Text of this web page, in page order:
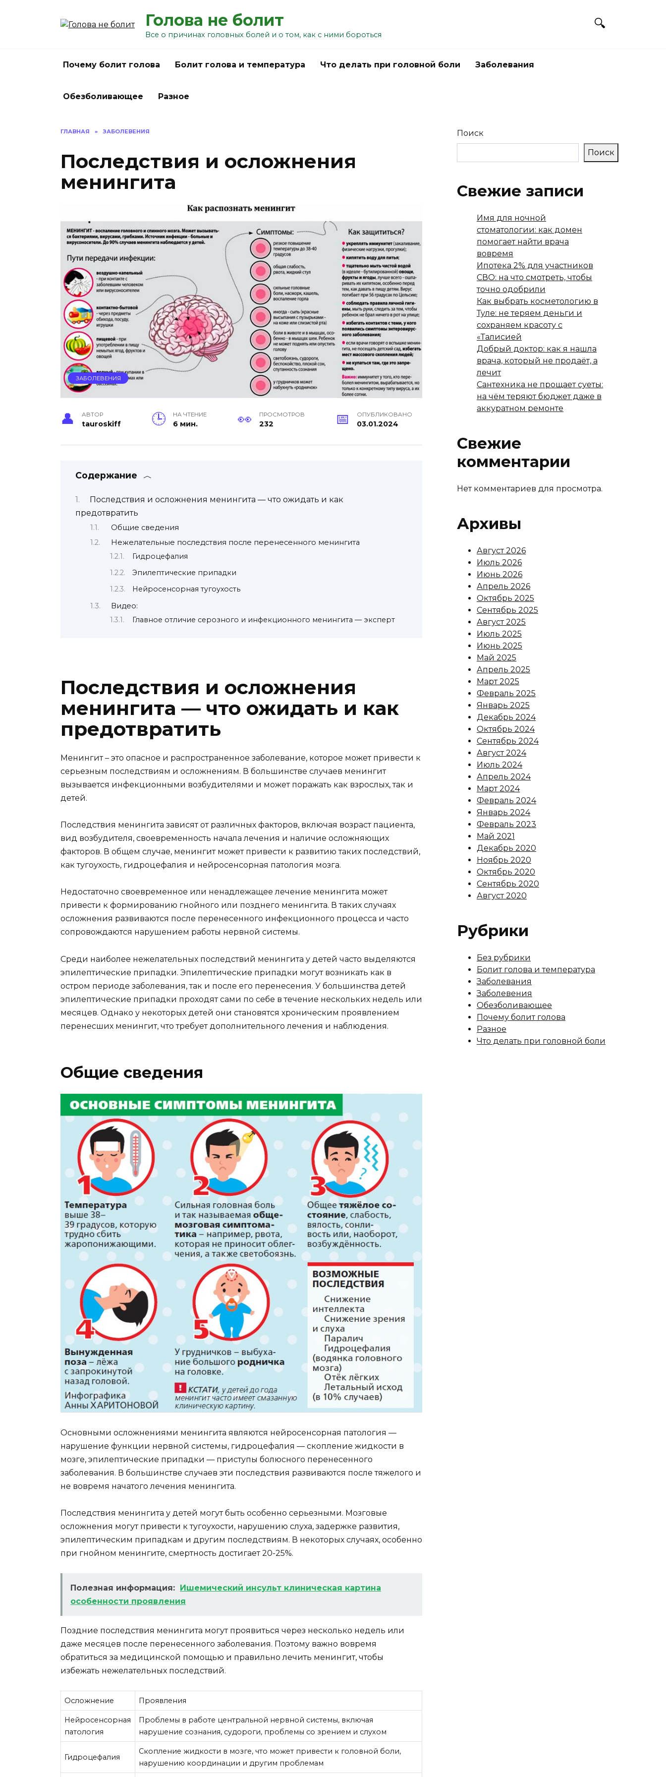
Голова не болит
Все о причинах головных болей и о том, как с ними бороться
Почему болит голова Болит голова и температура Что делать при головной боли Заболевания
Обезболивающее Разное
ГЛАВНАЯ » ЗАБОЛЕВЕНИЯ
Последствия и осложнения
менингита
ЗАБОЛЕВЕНИЯ
АВТОР
tauroskiff
НА ЧТЕНИЕ
6 мин.
ПРОСМОТРОВ
232
ОПУБЛИКОВАНО
03.01.2024
Содержание
Последствия и осложнения менингита — что ожидать и как
предотвратить
Общие сведения
Нежелательные последствия после перенесенного менингита
Гидроцефалия
Эпилептические припадки
Нейросенсорная тугоухость
Видео:
Главное отличие серозного и инфекционного менингита — эксперт
Последствия и осложнения
менингита — что ожидать и как
предотвратить
Менингит – это опасное и распространенное заболевание, которое может привести к
серьезным последствиям и осложнениям. В большинстве случаев менингит
вызывается инфекционными возбудителями и может поражать как взрослых, так и
детей.
Последствия менингита зависят от различных факторов, включая возраст пациента,
вид возбудителя, своевременность начала лечения и наличие осложняющих
факторов. В общем случае, менингит может привести к развитию таких последствий,
как тугоухость, гидроцефалия и нейросенсорная патология мозга.
Недостаточно своевременное или ненадлежащее лечение менингита может
привести к формированию гнойного или позднего менингита. В таких случаях
осложнения развиваются после перенесенного инфекционного процесса и часто
сопровождаются нарушением работы нервной системы.
Среди наиболее нежелательных последствий менингита у детей часто выделяются
эпилептические припадки. Эпилептические припадки могут возникать как в
остром периоде заболевания, так и после его перенесения. У большинства детей
эпилептические припадки проходят сами по себе в течение нескольких недель или
месяцев. Однако у некоторых детей они становятся хроническим проявлением
перенесших менингит, что требует дополнительного лечения и наблюдения.
Общие сведения
Основными осложнениями менингита являются нейросенсорная патология —
нарушение функции нервной системы, гидроцефалия — скопление жидкости в
мозге, эпилептические припадки — приступы болюсного перенесенного
заболевания. В большинстве случаев эти последствия развиваются после тяжелого и
не вовремя начатого лечения менингита.
Последствия менингита у детей могут быть особенно серьезными. Мозговые
осложнения могут привести к тугоухости, нарушению слуха, задержке развития,
эпилептическим припадкам и другим последствиям. В некоторых случаях, особенно
при гнойном менингите, смертность достигает 20-25%.
Полезная информация:
Ишемический инсульт клиническая картина
особенности проявления
Поздние последствия менингита могут проявиться через несколько недель или
даже месяцев после перенесенного заболевания. Поэтому важно вовремя
обратиться за медицинской помощью и правильно лечить менингит, чтобы
избежать нежелательных последствий.
Осложнение Проявления
Нейросенсорная
патология
Проблемы в работе центральной нервной системы, включая
нарушение сознания, судороги, проблемы со зрением и слухом
Гидроцефалия
Скопление жидкости в мозге, что может привести к головной боли,
нарушению координации и другим проблемам
Поиск
Поиск
Свежие записи
Имя для ночной
стоматологии: как домен
помогает найти врача
вовремя
Ипотека 2% для участников
СВО: на что смотреть, чтобы
точно одобрили
Как выбрать косметологию в
Туле: не теряем деньги и
сохраняем красоту с
«Талисией
Добрый доктор: как я нашла
врача, который не продаёт, а
лечит
Сантехника не прощает суеты:
на чём теряют бюджет даже в
аккуратном ремонте
Свежие
комментарии
Нет комментариев для просмотра.
Архивы
Август 2026
Июль 2026
Июнь 2026
Апрель 2026
Октябрь 2025
Сентябрь 2025
Август 2025
Июль 2025
Июнь 2025
Май 2025
Апрель 2025
Март 2025
Февраль 2025
Январь 2025
Декабрь 2024
Октябрь 2024
Сентябрь 2024
Август 2024
Июль 2024
Апрель 2024
Март 2024
Февраль 2024
Январь 2024
Февраль 2023
Май 2021
Декабрь 2020
Ноябрь 2020
Октябрь 2020
Сентябрь 2020
Август 2020
Рубрики
Без рубрики
Болит голова и температура
Заболевания
Заболевения
Обезболивающее
Почему болит голова
Разное
Что делать при головной боли